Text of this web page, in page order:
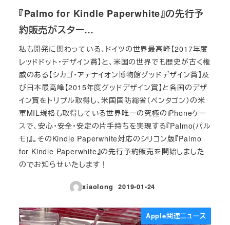
『Palmo for Kindle Paperwhite』の先行予
約販売がスター…
私も開発に関わっている、ドイツの世界最高峰【2017年度
レッドドット・デザイン賞】と、米国の世界でも歴史が古く権
威のある【シカゴ・アテナイオン博物館グッドデザイン賞】及
び日本最高峰【2015年度グッドデザイン賞】と各国のデザ
イン賞をトリプル取得し、米国国防総省（ペンタゴン）の米
軍MIL規格も取得している世界唯一の究極のiPhoneケー
スで、安心・安全・安定の片手持ちを実現する『Palmo(パル
モ)』。そのKindle Paperwhite対応のシリコン版『Palmo
for Kindle Paperwhite』の先行予約販売を開始しました
のでお知らせいたします！
xiaolong
投稿日
2019-01-24
Apple関連ニュース